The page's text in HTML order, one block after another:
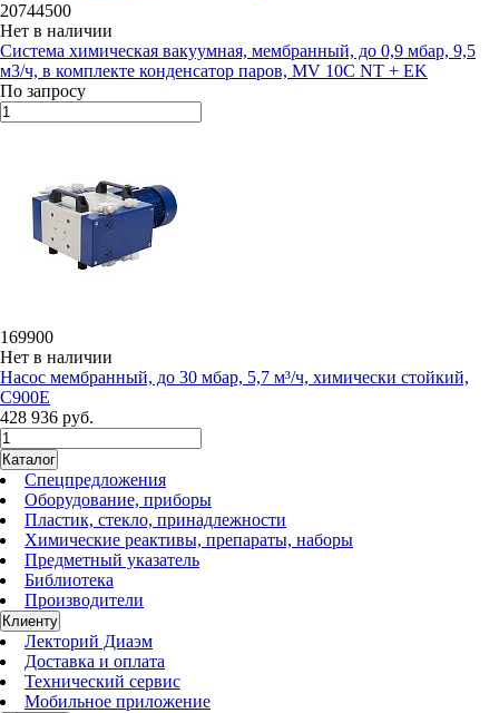
20744500
Нет в наличии
Система химическая вакуумная, мембранный, до 0,9 мбар, 9,5
м3/ч, в комплекте конденсатор паров, MV 10C NT + EK
По запросу
169900
Нет в наличии
Насос мембранный, до 30 мбар, 5,7 м³/ч, химически стойкий,
C900E
428 936 руб.
Каталог
Спецпредложения
Оборудование, приборы
Пластик, стекло, принадлежности
Химические реактивы, препараты, наборы
Предметный указатель
Библиотека
Производители
Клиенту
Лекторий Диаэм
Доставка и оплата
Технический сервис
Мобильное приложение